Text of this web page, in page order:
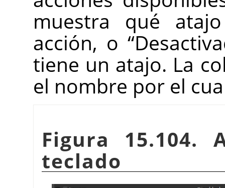
muestra qué
acción, o“
tiene un atajo. La
el nombre por el
Figura 15.104.
teclado